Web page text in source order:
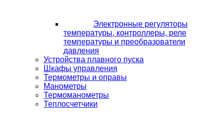
Электронные регуляторы
температуры, контроллеры, реле
температуры и преобразователи
давления
Устройства плавного пуска
Шкафы управления
Термометры и оправы
Манометры
Термоманометры
Теплосчетчики